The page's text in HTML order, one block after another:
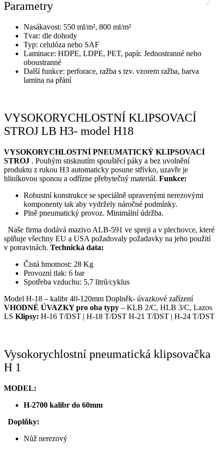
Parametry
Nasákavost: 550 ml/m², 800 ml/m²
Tvar: dle dohody
Typ: celulóza nebo SAF
Laminace: HDPE, LDPE, PET, papír. Jednostranné nebo
oboustranné
Další funkce: perforace, ražba s tzv. vzorem ražba, barva
lamina na přání
VYSOKORYCHLOSTNÍ KLIPSOVACÍ
STROJ LB H3- model H18
VYSOKORYCHLOSTNÍ PNEUMATICKÝ KLIPSOVACÍ
STROJ . Pouhým stisknutím spouštěcí páky a bez uvolnění
produktu z rukou H3 automaticky posune střívko, uzavře je
hliníkovou sponou a odřízne přebytečný materiál. Funkce:
Robustní konstrukce se speciálně upravenými nerezovými
komponenty tak aby vydržely náročné podmínky.
Plně pneumatický provoz. Minimální údržba.
Naše firma dodává mazivo ALB-591 ve spreji a v plechovce, které
splňuje všechny EU a USA požadovaly požadavky na jeho použití
v potravinách. Technická data:
Čistá hmotnost: 28 Kg
Provozní tlak: 6 bar
Spotřeba vzduchu: 5,7 litrů/cyklus
Model H-18 – kalibr 40-120mm Doplněk- úvazkové zařízení
VHODNÉ ÚVAZKY pro oba typy – KLB 2/C, HLB 3/C, Lazos
LS Klipsy: H-16 T/DST | H-18 T/DST H-21 T/DST | H-24 T/DST
Vysokorychlostní pneumatická klipsovačka
H 1
MODEL:
H-2700 kalibr do 60mm
Doplňky:
Nůž nerezový